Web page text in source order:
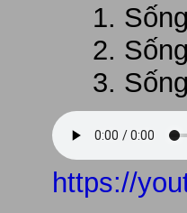
https://